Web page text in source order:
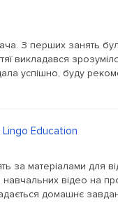
З перших занять
викладався
успішно, буду
Lingo Education
за матеріалами для
навчальних відео на
домашнє